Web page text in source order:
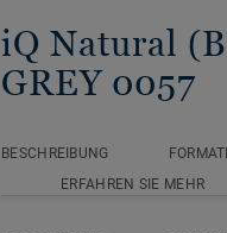
iQ Natural
GREY 0057
BESCHREIBUNG
ERFAHREN SIE MEHR
Startseite Homogene